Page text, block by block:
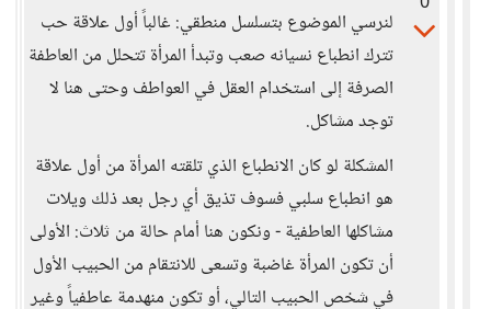
لنرسي الموضوع بتسلسل منطقي: غالباً أول علاقة حب
تترك انطباع نسيانه صعب وتبدأ المرأة تتحلل من العاطفة
الصرفة إلى استخدام العقل في العواطف وحتى هنا لا
توجد مشاكل.
المشكلة لو كان الانطباع الذي تلقته المرأة من أول علاقة
هو انطباع سلبي فسوف تذيق أي رجل بعد ذلك ويلات
مشاكلها العاطفية - ونكون هنا أمام حالة من ثلاث: الأولى
أن تكون المرأة غاضبة وتسعى للانتقام من الحبيب الأول
في شخص الحبيب التالي، أو تكون منهدمة عاطفياً وغير